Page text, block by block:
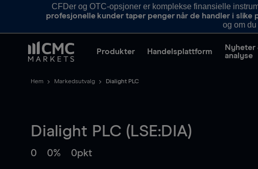
CFDer og OTC-opsjoner er komplekse finansielle
profesjonelle kunder taper penger når de handler i
og om
Produkter Handelsplattform
Nyheter
analyse
Hem Markedsutvalg Dialight PLC
Dialight PLC (LSE:DIA)
0 0% 0pkt